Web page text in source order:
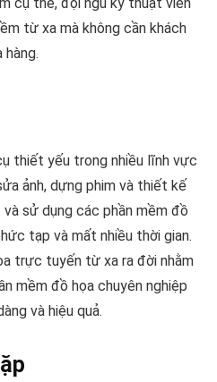
từ xa mà không cần khách
thiết yếu trong nhiều lĩnh vực
ảnh, dựng phim và thiết kế
sử dụng các phần mềm đồ
tạp và mất nhiều thời gian.
trực tuyến từ xa ra đời nhằm
mềm đồ họa chuyên nghiệp
và hiệu quả.